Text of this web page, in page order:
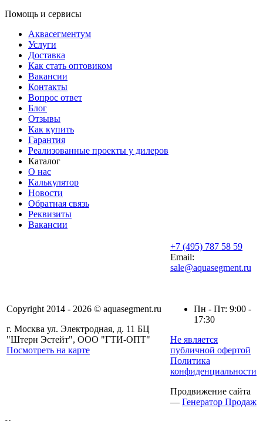
Помощь и сервисы
Аквасегментум
Услуги
Доставка
Как стать оптовиком
Вакансии
Контакты
Вопрос ответ
Блог
Отзывы
Как купить
Гарантия
Реализованные проекты у дилеров
Каталог
О нас
Калькулятор
Новости
Обратная связь
Реквизиты
Вакансии
Copyright 2014 - 2026 © aquasegment.ru
г. Москва ул. Электродная, д. 11 БЦ
"Штерн Эстейт", ООО "ГТИ-ОПТ"
Посмотреть на карте
+7 (495) 787 58 59
Email:
sale@aquasegment.ru
Пн - Пт: 9:00 -
17:30
Не является
публичной офертой
Политика
конфиденциальности
Продвижение сайта
— Генератор Продаж